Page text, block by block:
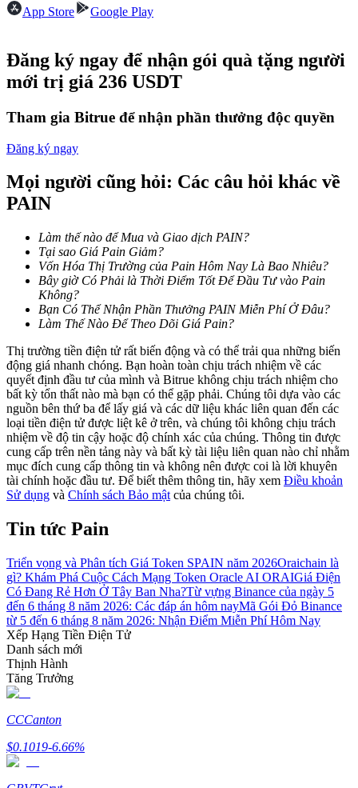
Trở thành Nhà giao dịch Sao chép
Tận hưởng chia sẻ lợi nhuận và hoa hồng giao dịch sao chép
Thông tin
Phân tích dữ liệu lớn bao gồm thông tin giao dịch, v.v.
Hướng dẫn
Hướng dẫn giao dịch Spot
Chiến lược giao dịch
Học cách duy trì lợi nhuận
App Store
Google Play
Đăng ký ngay để nhận gói quà tặng người
mới trị giá 236 USDT
Tham gia Bitrue để nhận phần thưởng độc quyền
Đăng ký ngay
Mọi người cũng hỏi: Các câu hỏi khác về
PAIN
Làm thế nào để Mua và Giao dịch PAIN?
Tại sao Giá Pain Giảm?
Vốn Hóa Thị Trường của Pain Hôm Nay Là Bao Nhiêu?
Bây giờ Có Phải là Thời Điểm Tốt Để Đầu Tư vào Pain
Không?
Bạn Có Thể Nhận Phần Thưởng PAIN Miễn Phí Ở Đâu?
Làm Thế Nào Để Theo Dõi Giá Pain?
Thị trường tiền điện tử rất biến động và có thể trải qua những biến
động giá nhanh chóng. Bạn hoàn toàn chịu trách nhiệm về các
quyết định đầu tư của mình và Bitrue không chịu trách nhiệm cho
bất kỳ tổn thất nào mà bạn có thể gặp phải. Chúng tôi dựa vào các
nguồn bên thứ ba để lấy giá và các dữ liệu khác liên quan đến các
loại tiền điện tử được liệt kê ở trên, và chúng tôi không chịu trách
nhiệm về độ tin cậy hoặc độ chính xác của chúng. Thông tin được
cung cấp trên nền tảng này và bất kỳ tài liệu liên quan nào chỉ nhằm
mục đích cung cấp thông tin và không nên được coi là lời khuyên
tài chính hoặc đầu tư. Để biết thêm thông tin, hãy xem Điều khoản
Sử dụng và Chính sách Bảo mật của chúng tôi.
Tin tức Pain
Triển vọng và Phân tích Giá Token SPAIN năm 2026Oraichain là
gì? Khám Phá Cuộc Cách Mạng Token Oracle AI ORAIGiá Điện
Có Đang Rẻ Hơn Ở Tây Ban Nha?Từ vựng Binance của ngày 5
đến 6 tháng 8 năm 2026: Các đáp án hôm nayMã Gói Đỏ Binance
từ 5 đến 6 tháng 8 năm 2026: Nhận Điểm Miễn Phí Hôm Nay
Xếp Hạng Tiền Điện Tử
Danh sách mới
Thịnh Hành
Tăng Trưởng
CCCanton
$0.1019-6.66%